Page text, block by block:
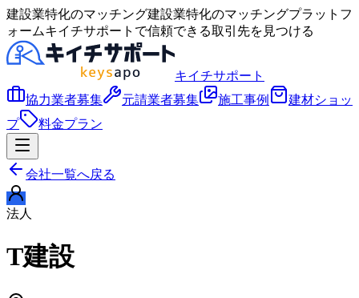
建設業特化のマッチング建設業特化のマッチングプラットフ
ォームキイチサポート で信頼できる取引先を見つける
キイチサポート
協力業者募集
元請業者募集 施工事例
建材ショッ
プ
料金プラン
会社一覧へ戻る
法人
T建設